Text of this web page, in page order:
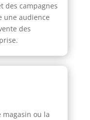
des campagnes
une audience
des
magasin ou la